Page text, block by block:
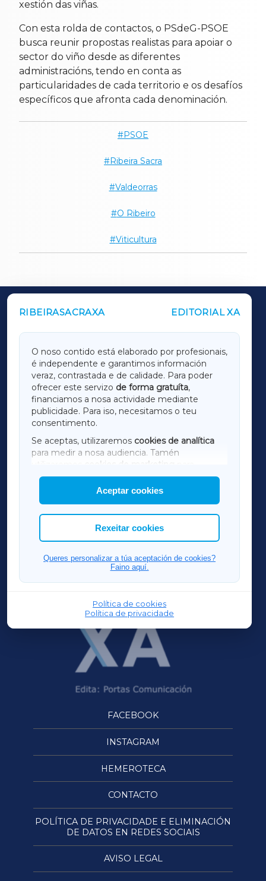
xestión das viñas.
Con esta rolda de contactos, o PSdeG-PSOE
busca reunir propostas realistas para apoiar o
sector do viño desde as diferentes
administracións, tendo en conta as
particularidades de cada territorio e os desafíos
específicos que afronta cada denominación.
PSOE
Ribeira Sacra
Valdeorras
O Ribeiro
Viticultura
RIBEIRASACRAXA EDITORIAL XA
O noso contido está elaborado por profesionais,
é independente e garantimos información
veraz, contrastada e de calidade. Para poder
ofrecer este servizo de forma gratuíta,
financiamos a nosa actividade mediante
publicidade. Para iso, necesitamos o teu
consentimento.
Se aceptas, utilizaremos cookies de analítica
para medir a nosa audiencia. Tamén
utilizaremos
cookies de marketing
mostrar publicidade de terceiros.
Así mesmo, podes personalizar a elección das
cookies que desexas permitir.
Aceptar cookies
Rexeitar cookies
Queres personalizar a túa aceptación de cookies?
Faino aquí.
Política de cookies
Política de privacidade
OUTROS PERIÓDICOS
LUGOXA
TERRACHAXA
AMARIÑAXA
RIBEIRASACRAXA
ACORUÑAXA
FERROLXA
OURENSEXA
FACEBOOK
INSTAGRAM
HEMEROTECA
CONTACTO
POLÍTICA DE PRIVACIDADE E ELIMINACIÓN
DE DATOS EN REDES SOCIAIS
AVISO LEGAL